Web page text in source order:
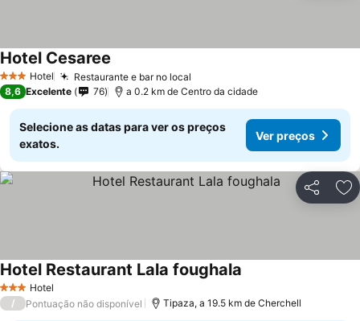
3 EstrelasHotel Restaurante e bar no local
Hotel Cesaree
8,6 Excelente 76 a 0.2 km de Centro da cidade
Selecione as datas para ver os preços
exatos.
Ver preços
Partilhar
3 EstrelasHotel
Hotel Restaurant Lala foughala
/ Pontuação não disponível Tipaza, a 19.5 km de Cherchell